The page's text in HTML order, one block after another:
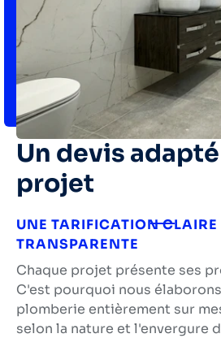
Un devis
projet
UNE TARIFICATION CLAIRE
TRANSPARENTE
Chaque projet présente ses
C'est pourquoi nous
plomberie entièrement sur
selon la nature et l'envergure